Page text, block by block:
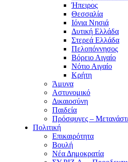
Ήπειρος
Θεσσαλία
Ιόνια Νησιά
Δυτική Ελλάδα
Στερεά Ελλάδα
Πελοπόννησος
Βόρειο Αιγαίο
Νότιο Αιγαίο
Κρήτη
Άμυνα
Αστυνομικό
Δικαιοσύνη
Παιδεία
Πρόσφυγες –
Πολιτική
Επικαιρότητα
Βουλή
Νέα Δημοκρατία